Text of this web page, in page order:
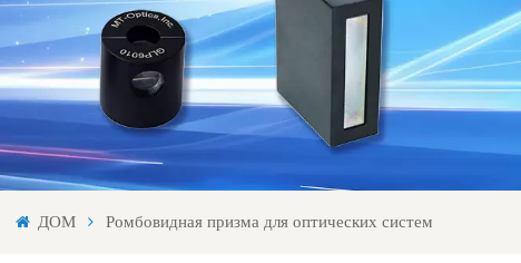
Lietuvos kalba
ДОМ Ромбовидная призма для оптических систем